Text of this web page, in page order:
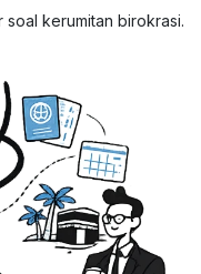
kerumitan birokrasi.